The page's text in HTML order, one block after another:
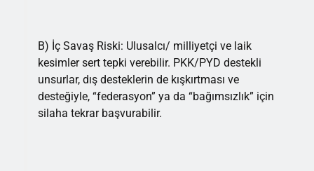
B) İç Savaş Riski: Ulusalcı/ milliyetçi ve laik
kesimler sert tepki verebilir. PKK/PYD destekli
unsurlar, dış desteklerin de kışkırtması ve
desteğiyle, “federasyon” ya da “bağımsızlık” için
silaha tekrar başvurabilir.